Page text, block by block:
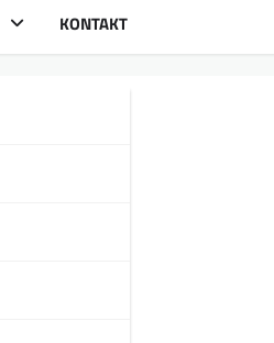
KONTAKT